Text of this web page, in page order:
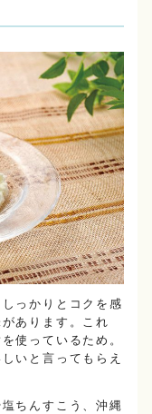
っかりとコクを感
あります。これ
使っているため。
いと言ってもらえ
ちんすこう、沖縄